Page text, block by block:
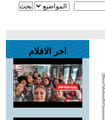
اخر الافلام